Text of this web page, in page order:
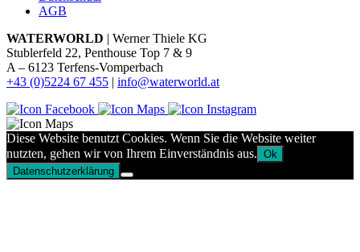
AGB
WATERWORLD | Werner Thiele KG
Stublerfeld 22, Penthouse Top 7 & 9
A – 6123 Terfens-Vomperbach
+43 (0)5224 67 455 | info@waterworld.at
Diese Website benutzt Cookies. Wenn Sie die Website weiter
nutzten, gehen wir von Ihrem Einverständnis aus. Ok
Datenschutzerklärung